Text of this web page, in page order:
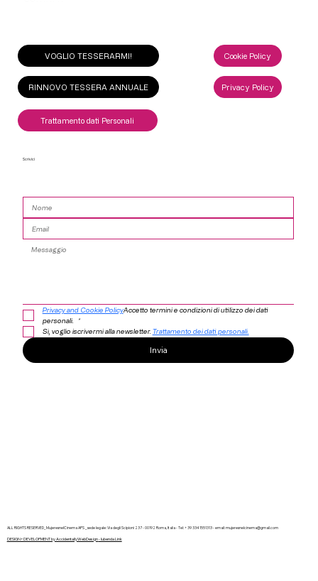
Trattamento dati Personali
RINNOVO TESSERA ANNUALE Privacy Policy
VOGLIO TESSERARMI! Cookie Policy
Privacy and Cookie PolicyAccetto termini e condizioni di utilizzo dei dati
personali.
*
Sì, voglio iscrivermi alla newsletter. Trattamento dei dati personali.
Invia
Scrivici
ALL RIGHTS RESERVED_ MujeresnelCinema APS _ sede legale: Via degli Scipioni 237 - 00192 Roma, Italia - Tel: + 39 334 1551313 -email:mujeresnelcinema@gmail.com
DESIGN+DEVELOPMENT by AccidentallyWebDesign- Iubenda Link